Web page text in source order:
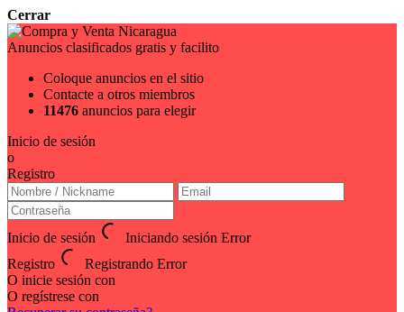
Cerrar
Anuncios clasificados gratis y facilito
Coloque anuncios en el sitio
Contacte a otros miembros
11476 anuncios para elegir
Inicio de sesión
o
Registro
Inicio de sesión Iniciando sesión Error
Registro
Registrando Error
O inicie sesión con
O regístrese con